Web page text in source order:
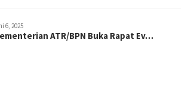
6, 2025
ATR/BPN Buka Rapat Ev…